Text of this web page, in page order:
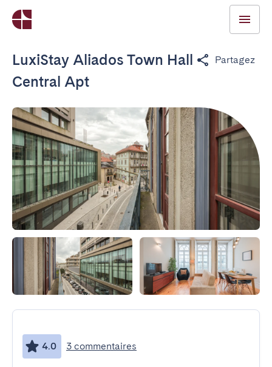
LuxiStay Aliados Town Hall
Central Apt
Partagez
4.0 3 commentaires